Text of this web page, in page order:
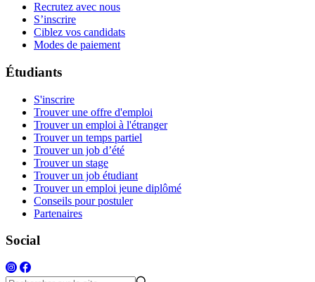
Recrutez avec nous
S’inscrire
Ciblez vos candidats
Modes de paiement
Étudiants
S'inscrire
Trouver une offre d'emploi
Trouver un emploi à l'étranger
Trouver un temps partiel
Trouver un job d’été
Trouver un stage
Trouver un job étudiant
Trouver un emploi jeune diplômé
Conseils pour postuler
Partenaires
Social